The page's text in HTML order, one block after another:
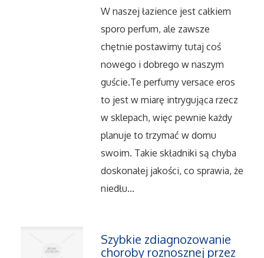
Materiały Promocyjne
Agencje Reklamowe
Materiały Reklamowe
Ćwiczenia
Imprezy Integracyjne
Hobby
Serwis
W naszej łazience jest całkiem
sporo perfum, ale zawsze
chętnie postawimy tutaj coś
nowego i dobrego w naszym
guście.Te perfumy versace eros
to jest w miarę intrygująca rzecz
w sklepach, więc pewnie każdy
planuje to trzymać w domu
swoim. Takie składniki są chyba
doskonałej jakości, co sprawia, że
niedłu...
Szybkie zdiagnozowanie
choroby roznosznej przez